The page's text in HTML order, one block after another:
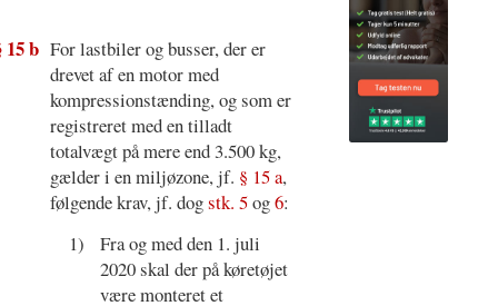
15 b For lastbiler og busser, der er
drevet af en motor med
kompressionstænding, og som er
registreret med en tilladt
totalvægt på mere end 3.500 kg,
gælder i en miljøzone, jf. § 15 a,
følgende krav, jf. dogstk. 5og6:
1)
Fra og med den 1. juli
2020 skal der på køretøjet
være monteret et